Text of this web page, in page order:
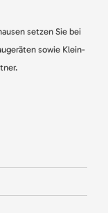
setzen Sie bei
sowie Klein-